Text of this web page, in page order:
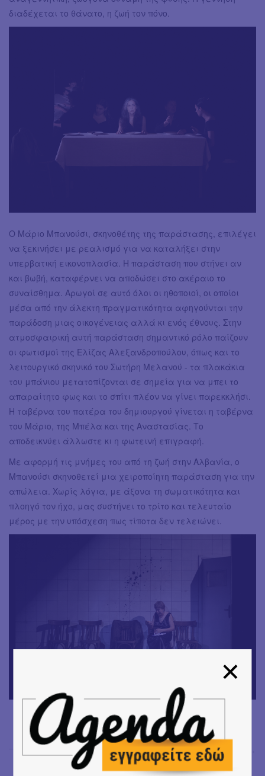
διαδέχεται το θάνατο, η ζωή τον πόνο.
Ο Μάριο Μπανούσι, σκηνοθέτης της παράστασης, επιλέγει
να ξεκινήσει με ρεαλισμό για να καταλήξει στην
υπερβατική εικονοπλασία. Η παράσταση που στήνει αν
και βωβή, καταφέρνει να αποδώσει στο ακέραιο το
συναίσθημα. Αρωγοί σε αυτό όλοι οι ηθοποιοί, οι οποίοι
μέσα από την άλεκτη πραγματικότητα αφηγούνται την
παράδοση μιας οικογένειας αλλά κι ενός έθνους. Στην
ατμοσφαιρική αυτή παράσταση σημαντικό ρόλο παίζουν
οι φωτισμοί της Ελίζας Αλεξανδροπούλου, όπως και το
λειτουργικό σκηνικό του Σωτήρη Μελανού - τα πλακάκια
του μπάνιου μετατοπίζονται σε σημεία για να μπει το
απαραίτητο φως και το σπίτι πλέον να γίνει παρεκκλήσι.
Η ταβέρνα του πατέρα του δημιουργού γίνεται η ταβέρνα
του Μάριο, της Μπέλα και της Αναστασίας. Το
αποδεικνύει άλλωστε κι η φωτεινή επιγραφή.
Με αφορμή τις μνήμες του από τη ζωή στην Αλβανία, ο
Μπανούσι σκηνοθετεί μια χειροποίητη παράσταση για την
απώλεια. Χωρίς λόγια, με άξονα τη σωματικότητα και
πλοηγό τον ήχο, μας συστήνει το τρίτο και τελευταίο
μέρος με την υπόσχεση πως τίποτα δεν τελειώνει.
Μαντώ Χαντζή